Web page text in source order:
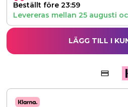
Beställt före 23:59
Levereras mellan 25 augusti
LÄGG TILL I